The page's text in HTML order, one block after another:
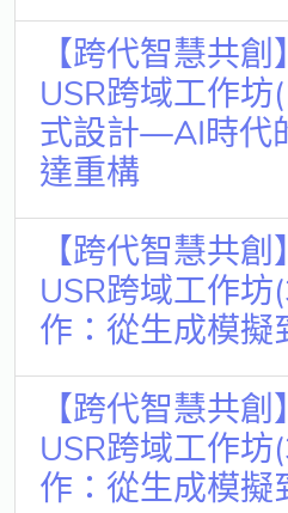
【跨代智慧共
USR跨域工作
式設計—AI時代
達重構
【跨代智慧共
USR跨域工作
作：從生成模擬
【跨代智慧共
USR跨域工作
作：從生成模擬